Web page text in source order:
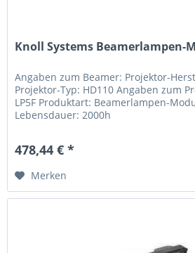
Knoll Systems Beamerlampen-
Angaben zum Beamer: Projektor-
Projektor-Typ: HD110 Angaben zum
LP5F Produktart: Beamerlampen-
Lebensdauer: 2000h
478,44 € *
Merken